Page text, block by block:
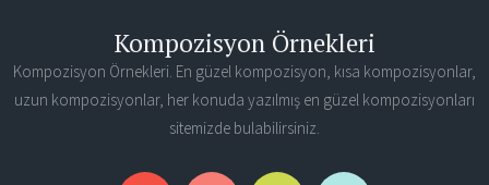
Kompozisyon Örnekleri
Kompozisyon Örnekleri. En güzel kompozisyon, kısa kompozisyonlar,
uzun kompozisyonlar, her konuda yazılmış en güzel kompozisyonları
sitemizde bulabilirsiniz.